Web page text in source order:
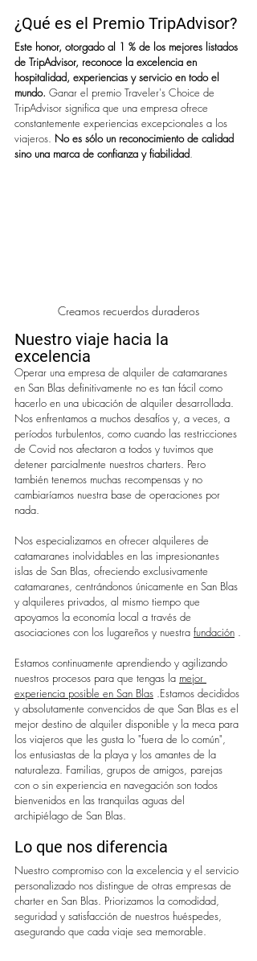
¿Qué es el Premio TripAdvisor?
Este honor, otorgado al 1 % de los mejores listados
de TripAdvisor, reconoce la excelencia en
hospitalidad, experiencias y servicio en todo el
mundo. Ganar el premio Traveler's Choice de
TripAdvisor significa que una empresa ofrece
constantemente experiencias excepcionales a los
viajeros. No es sólo un reconocimiento de calidad
sino una marca de confianza y fiabilidad.
Creamos recuerdos duraderos
Nuestro viaje hacia la
excelencia
Operar una empresa de alquiler de catamaranes
en San Blas definitivamente no es tan fácil como
hacerlo en una ubicación de alquiler desarrollada.
Nos enfrentamos a muchos desafíos y, a veces, a
períodos turbulentos, como cuando las restricciones
de Covid nos afectaron a todos y tuvimos que
detener parcialmente nuestros charters. Pero
también tenemos muchas recompensas y no
cambiaríamos nuestra base de operaciones por
nada.
Nos especializamos en ofrecer alquileres de
catamaranes inolvidables en las impresionantes
islas de San Blas, ofreciendo exclusivamente
catamaranes, centrándonos únicamente en San Blas
y alquileres privados, al mismo tiempo que
apoyamos la economía local a través de
asociaciones con los lugareños y nuestra fundación .
Estamos continuamente aprendiendo y agilizando
nuestros procesos para que tengas la mejor
experiencia posible en San Blas .Estamos decididos
y absolutamente convencidos de que San Blas es el
mejor destino de alquiler disponible y la meca para
los viajeros que les gusta lo "fuera de lo común",
los entusiastas de la playa y los amantes de la
naturaleza. Familias, grupos de amigos, parejas
con o sin experiencia en navegación son todos
bienvenidos en las tranquilas aguas del
archipiélago de San Blas.
Lo que nos diferencia
Nuestro compromiso con la excelencia y el servicio
personalizado nos distingue de otras empresas de
charter en San Blas. Priorizamos la comodidad,
seguridad y satisfacción de nuestros huéspedes,
asegurando que cada viaje sea memorable.